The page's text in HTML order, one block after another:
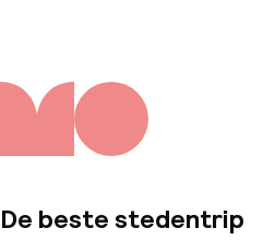
De beste stedentrip